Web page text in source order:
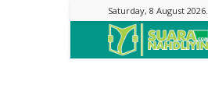
Saturday, 8 August 2026.